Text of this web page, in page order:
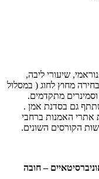
שיעורי ליבה,
בחירה מחוץ לחוג ( במסלול
וסמינרים מתקדמים.
גם בסדנת אמן .
אתרי האמנות ברחבי
הקורסים השונים.
– חובה